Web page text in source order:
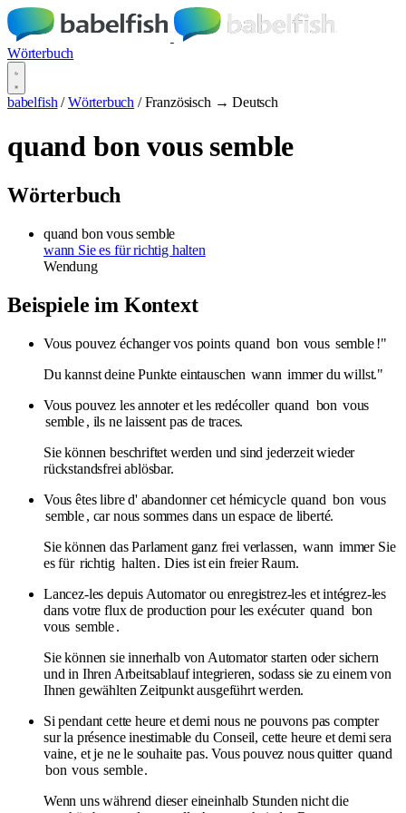
Wörterbuch
babelfish / Wörterbuch / Französisch → Deutsch
quand bon vous semble
Wörterbuch
quand bon vous semble
wann Sie es für richtig halten
Wendung
Beispiele im Kontext
Vous pouvez échanger vos points quand bon vous semble!"
Du kannst deine Punkte eintauschen wann immer du willst."
Vous pouvez les annoter et les redécoller quand bon vous
semble, ils ne laissent pas de traces.
Sie können beschriftet werden und sind jederzeit wieder
rückstandsfrei ablösbar.
Vous êtes libre d' abandonner cet hémicycle quand bon vous
semble, car nous sommes dans un espace de liberté.
Sie können das Parlament ganz frei verlassen, wann immer Sie
es für richtig halten. Dies ist ein freier Raum.
Lancez-les depuis Automator ou enregistrez-les et intégrez-les
dans votre flux de production pour les exécuter quand bon
vous semble.
Sie können sie innerhalb von Automator starten oder sichern
und in Ihren Arbeitsablauf integrieren, sodass sie zu einem von
Ihnen gewählten Zeitpunkt ausgeführt werden.
Si pendant cette heure et demi nous ne pouvons pas compter
sur la présence inestimable du Conseil, cette heure et demi sera
vaine, et je ne le souhaite pas. Vous pouvez nous quitter quand
bon vous semble.
Wenn uns während dieser eineinhalb Stunden nicht die